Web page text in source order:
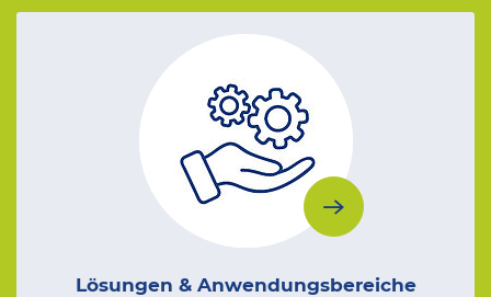
Lösungen & Anwendungsbereiche